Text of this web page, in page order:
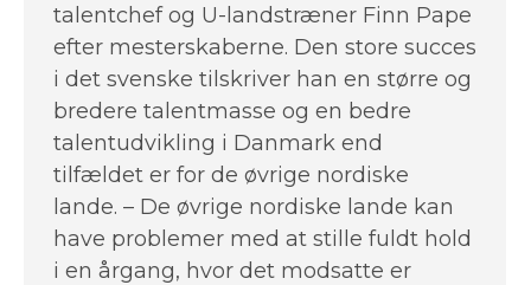
talentchef og U-landstræner Finn Pape
efter mesterskaberne. Den store succes
i det svenske tilskriver han en større og
bredere talentmasse og en bedre
talentudvikling i Danmark end
tilfældet er for de øvrige nordiske
lande. – De øvrige nordiske lande kan
have problemer med at stille fuldt hold
i en årgang, hvor det modsatte er